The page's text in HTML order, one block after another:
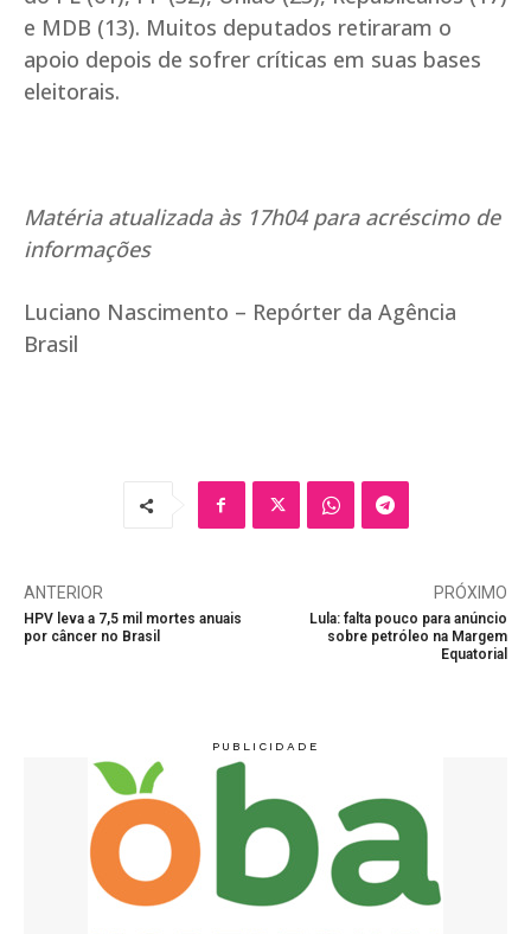
e MDB (13). Muitos deputados retiraram o
apoio depois de sofrer críticas em suas bases
eleitorais.
Matéria atualizada às 17h04 para acréscimo de
informações
Luciano Nascimento – Repórter da Agência
Brasil
ANTERIOR
HPV leva a 7,5 mil mortes anuais
por câncer no Brasil
PRÓXIMO
Lula: falta pouco para anúncio
sobre petróleo na Margem
Equatorial